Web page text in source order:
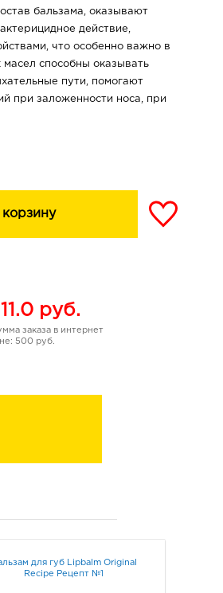
бальзама, оказывают
действие,
что особенно важно в
способны оказывать
пути, помогают
при заложенности носа, при
смягчают, эффективно питают,
кожу губ круглый год.
руб.
заказа в интернет
500 руб.
для губ Lipbalm Original
Recipe Рецепт №1